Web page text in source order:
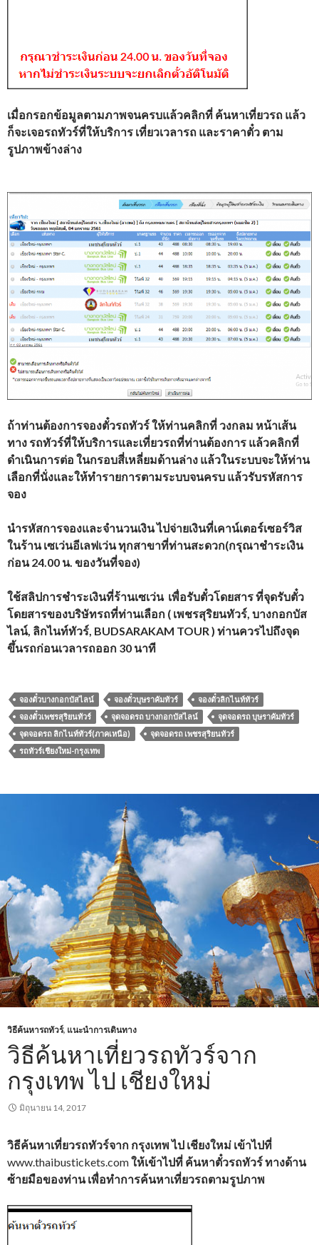
เมื่อกรอกข้อมูลตามภาพจนครบแล้วคลิกที่ ค้นหาเที่ยวรถ แล้ว
ก็จะเจอรถทัวร์ที่ให้บริการ เที่ยวเวลารถ และราคาตั๋ว ตาม
รูปภาพข้างล่าง
ถ้าท่านต้องการจองตั๋วรถทัวร์ ให้ท่านคลิกที่ วงกลม หน้าเส้น
ทาง รถทัวร์ที่ให้บริการและเที่ยวรถที่ท่านต้องการ แล้วคลิกที่
ดำเนินการต่อ ในกรอบสี่เหลี่ยมด้านล่าง แล้วในระบบจะให้ท่าน
เลือกที่นั่งและให้ทำรายการตามระบบจนครบ แล้วรับรหัสการ
จอง
นำรหัสการจองและจำนวนเงิน ไปจ่ายเงินที่เคาน์เตอร์เซอร์วิส
ในร้าน เซเว่นอีเลฟเว่น ทุกสาขาที่ท่านสะดวก(กรุณาชำระเงิน
ก่อน 24.00 น. ของวันที่จอง)
ใช้สลิปการชำระเงินที่ร้านเซเว่น เพื่อรับตั๋วโดยสาร ที่จุดรับตั๋ว
โดยสารของบริษัทรถที่ท่านเลือก ( เพชรสุริยนทัวร์, บางกอกบัส
ไลน์, ลิกไนท์ทัวร์, BUDSARAKAM TOUR ) ท่านควรไปถึงจุด
ขึ้นรถก่อนเวลารถออก 30 นาที
จองตั๋วบางกอกบัสไลน์ จองตั๋วบุษราคัมทัวร์
จองตั๋วลิกไนท์ทัวร์
จองตั๋วเพชรสุริยนทัวร์
จุดจอดรถ บางกอกบัสไลน์
จุดจอดรถ บุษราคัมทัวร์
จุดจอดรถ ลิกไนท์ทัวร์(ภาคเหนือ)
จุดจอดรถ เพชรสุริยนทัวร์
รถทัวร์เชียงใหม่-กรุงเทพ
วิธีค้นหารถทัวร์, แนะนำการเดินทาง
วิธีค้นหาเที่ยวรถทัวร์จาก
กรุงเทพ ไป เชียงใหม่
มิถุนายน 14, 2017
วิธีค้นหาเที่ยวรถทัวร์จาก กรุงเทพ ไป เชียงใหม่ เข้าไปที่
www.thaibustickets.comให้เข้าไปที่ ค้นหาตั๋วรถทัวร์ ทางด้าน
ซ้ายมือของท่าน เพื่อทำการค้นหาเที่ยวรถตามรูปภาพ